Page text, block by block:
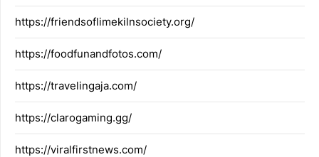
https://friendsoflimekilnsociety.org/
https://foodfunandfotos.com/
https://travelingaja.com/
https://clarogaming.gg/
https://viralfirstnews.com/